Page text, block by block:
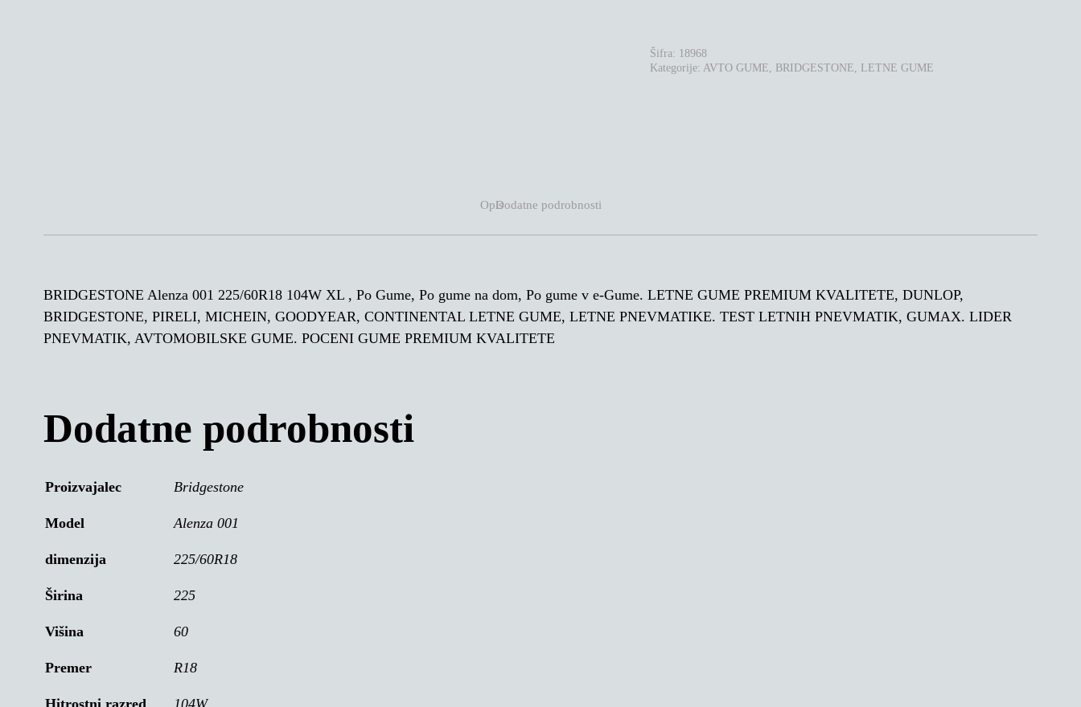
Šifra: 18968
Kategorije: AVTO GUME BRIDGESTONE LETNE GUME
OpisDodatne podrobnosti
BRIDGESTONE Alenza 001 225/60R18 104W XL , Po Gume, Po gume na dom, Po gume v e-Gume. LETNE GUME PREMIUM KVALITETE, DUNLOP,
BRIDGESTONE, PIRELI, MICHEIN, GOODYEAR, CONTINENTAL LETNE GUME, LETNE PNEVMATIKE. TEST LETNIH PNEVMATIK, GUMAX. LIDER
PNEVMATIK, AVTOMOBILSKE GUME. POCENI GUME PREMIUM KVALITETE
Dodatne podrobnosti
Proizvajalec Bridgestone
Model Alenza 001
dimenzija 225/60R18
Širina 225
Višina 60
Premer R18
Hitrostni razred 104W